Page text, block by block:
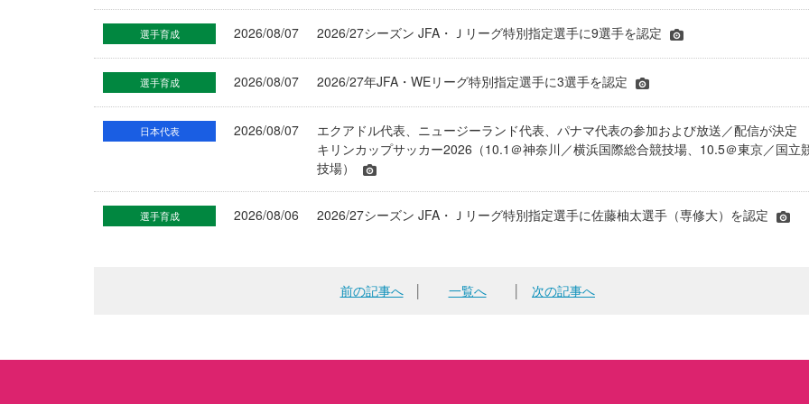
選手育成 2026/08/07 2026/27シーズン JFA・Ｊリーグ特別指定選手に9選手を認定
選手育成 2026/08/07 2026/27年JFA・WEリーグ特別指定選手に3選手を認定
日本代表 2026/08/07
エクアドル代表、ニュージーランド代表、パナマ代表の参加および放送／配信が決定
キリンカップサッカー2026（10.1＠神奈川／横浜国際総合競技場、10.5＠東京／国立
技場）
選手育成 2026/08/06 2026/27シーズン JFA・Ｊリーグ特別指定選手に佐藤柚太選手（専修大）を認定
前の記事へ│ 一覧へ 次の記事へ